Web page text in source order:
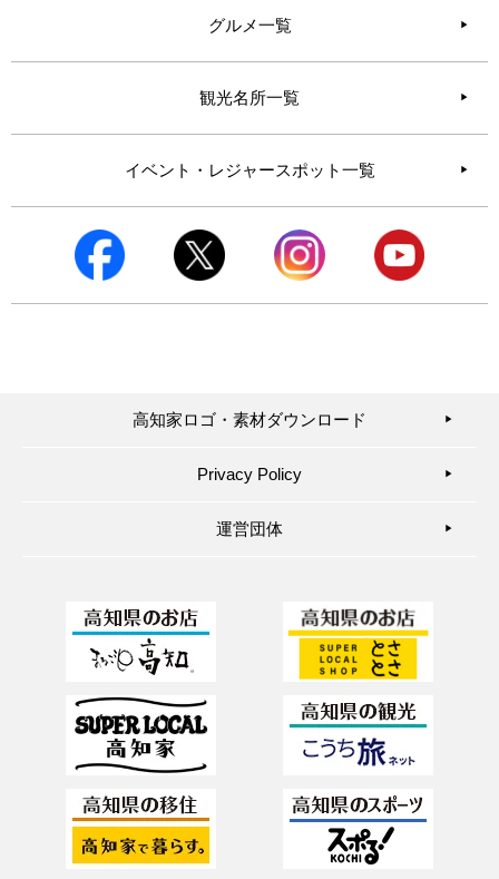
グルメ一覧
観光名所一覧
イベント・レジャースポット一覧
高知家ロゴ・素材ダウンロード ▶︎
Privacy Policy ▶︎
運営団体 ▶︎